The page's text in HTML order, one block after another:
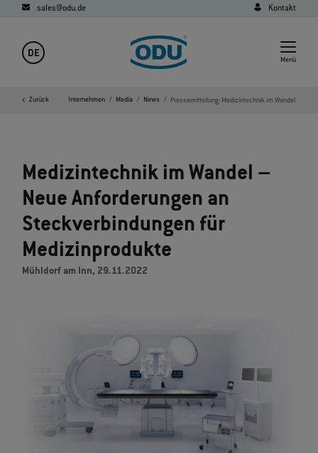
sales@odu.de Kontakt
DE
Menü
Zurück
Startseite Unternehmen Media News Pressemitteilung: Medizintechnik im Wandel
Medizintechnik im Wandel –
Neue Anforderungen an
Steckverbindungen für
Medizinprodukte
Mühldorf am Inn, 29.11.2022